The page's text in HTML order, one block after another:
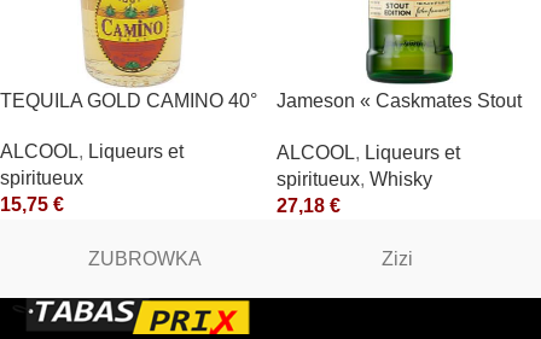
TEQUILA GOLD CAMINO 40°
ALCOOL, Liqueurs et
spiritueux
15,75 €
Jameson « Caskmates Stout
ALCOOL, Liqueurs et
spiritueux, Whisky
27,18 €
ZUBROWKA Zizi